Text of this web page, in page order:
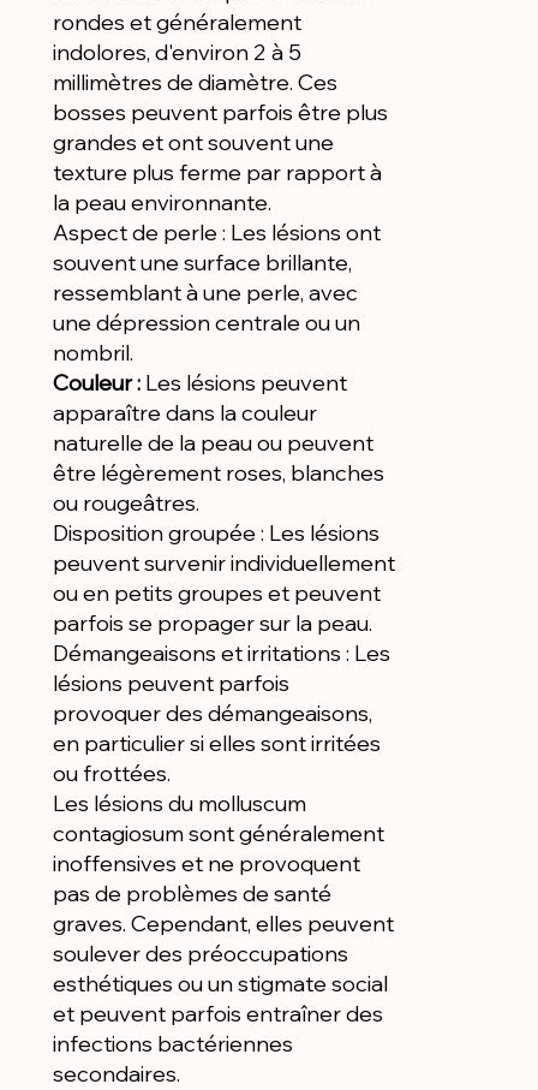
rondes et généralement
indolores, d'environ 2 à 5
millimètres de diamètre. Ces
bosses peuvent parfois être plus
grandes et ont souvent une
texture plus ferme par rapport à
la peau environnante.
Aspect de perle : Les lésions ont
souvent une surface brillante,
ressemblant à une perle, avec
une dépression centrale ou un
nombril.
Couleur : Les lésions peuvent
apparaître dans la couleur
naturelle de la peau ou peuvent
être légèrement roses, blanches
ou rougeâtres.
Disposition groupée : Les lésions
peuvent survenir individuellement
ou en petits groupes et peuvent
parfois se propager sur la peau.
Démangeaisons et irritations : Les
lésions peuvent parfois
provoquer des démangeaisons,
en particulier si elles sont irritées
ou frottées.
Les lésions du molluscum
contagiosum sont généralement
inoffensives et ne provoquent
pas de problèmes de santé
graves. Cependant, elles peuvent
soulever des préoccupations
esthétiques ou un stigmate social
et peuvent parfois entraîner des
infections bactériennes
secondaires.